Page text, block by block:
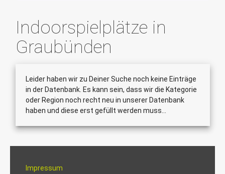
Indoorspielplätze in
Graubünden
Leider haben wir zu Deiner Suche noch keine Einträge
in der Datenbank. Es kann sein, dass wir die Kategorie
oder Region noch recht neu in unserer Datenbank
haben und diese erst gefüllt werden muss...
Impressum